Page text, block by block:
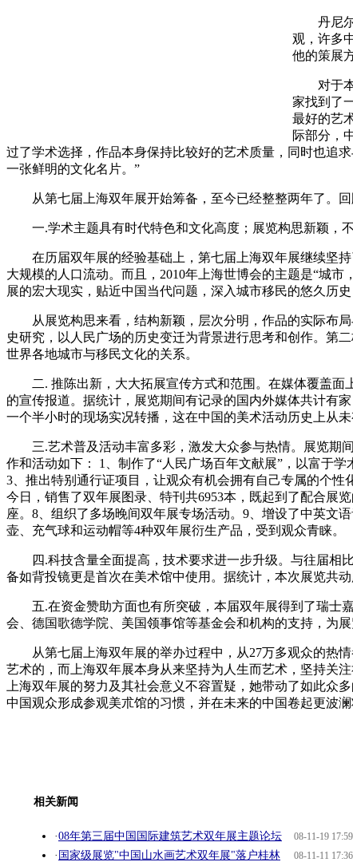
丹尼尔
观，许多
他的策展
对于本
家找到了
最好的艺
际部分，
过了学术选择，作品本身保持比较好的艺术质量，同时也追
一张鲜明的文化名片。”
从第七届上海双年展开始筹备，至今已经整整两年了。回
一.学术主题具有时代特色和文化高度；展览构思新颖，不
在历届双年展的经验基础上，第七届上海双年展继续坚持
大规模的人口流动。而且，2010年上海世博会的主题是“城
展的宏大现实，贴近中国当代问题，深入城市移民的悠久历史
从展览构思来看，结构新颖，层次分明，作品的实际布局
史研究，以人民广场的历史变迁为背景进行思考和创作。第
世界各地城市与移民文化的关系。
二. 推陈出新，大大拓展宣传方式和范围。在媒体覆盖面
的宣传报道。据统计，展览期间有记录的国内外媒体共计有
一个半小时的现场实况转播，这在中国的美术活动历史上从
三.艺术普及活动丰富多彩，激发大众参与热情。展览期间
作和活动如下： 1、制作了“人民广场百年文献展”，以富于
3、推出特别通行证项目，让观众有机会拥有自己专属的个
今日，销售了双年展图录、特刊共6953本，既起到了配合展
座。8、组织了多场晚间双年展专场活动。9、增设了中英文
壶、充气球和运动帽等4种双年展衍生产品，受到观众青睐。
四.科技含量全面提高，技术要求进一步升级。与往届相比
备如背投镜更是首次在美术馆中使用。据统计，本次展览共
五.在资金赞助方面也有所突破，本届双年展得到了瑞士嘉
会、德国歌德学院、美国领事馆等基金会和机构的支持，为
从第七届上海双年展的举办过程中，从27万多观众的热情
艺术的，而上海双年展本身从来坚持为人生而艺术，坚持关
上海双年展的努力及其社会意义不容置疑，她带动了如此众
中国观众形成参观美朮馆的习惯，并在未来的中国卷起更波澜
相关新闻
08-11-19 17:59
·08年第三届中国国际建筑艺术双年展主题论坛
08-11-11 17:36
· 国家级展览"中国山水画艺术双年展"落户桂林